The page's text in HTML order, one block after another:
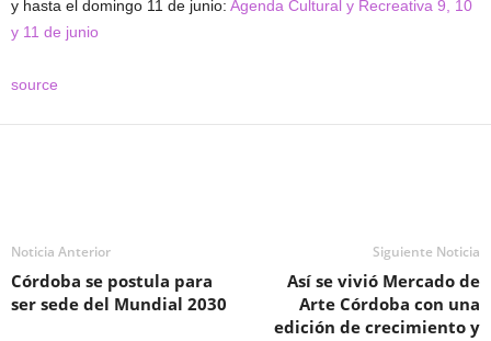
y hasta el domingo 11 de junio: Agenda Cultural y Recreativa 9, 10
y 11 de junio
source
Noticia Anterior
Córdoba se postula para
ser sede del Mundial 2030
Siguiente Noticia
Así se vivió Mercado de
Arte Córdoba con una
edición de crecimiento y